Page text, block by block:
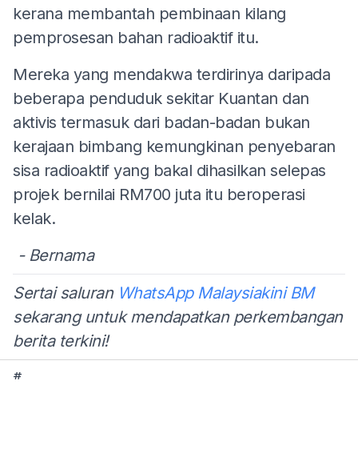
kerana membantah pembinaan kilang
pemprosesan bahan radioaktif itu.
Mereka yang mendakwa terdirinya daripada
beberapa penduduk sekitar Kuantan dan
aktivis termasuk dari badan-badan bukan
kerajaan bimbang kemungkinan penyebaran
sisa radioaktif yang bakal dihasilkan selepas
projek bernilai RM700 juta itu beroperasi
kelak.
- Bernama
Sertai saluran WhatsApp Malaysiakini BM
sekarang untuk mendapatkan perkembangan
berita terkini!
#